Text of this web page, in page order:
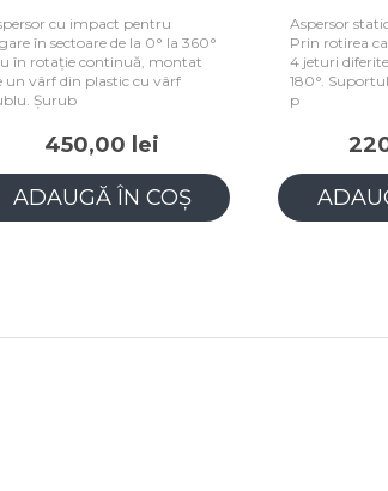
cu impact pentru
în sectoare de la 0° la 360°
în rotație continuă, montat
vârf din plastic cu vârf
Șurub
450,00 lei
ADAUGĂ ÎN COȘ
Aspersor
Prin rotirea
4 jeturi diferite:
180°. Suportul